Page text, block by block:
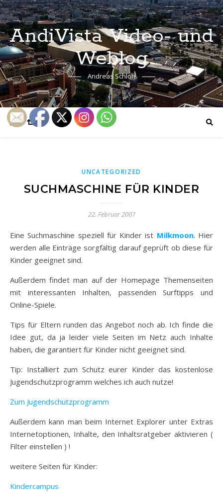
AndiVista Video- und
Weblog
Andreas Schloh
UNCATEGORIZED
SUCHMASCHINE FÜR KINDER
22. Februar 2007
Eine Suchmaschine speziell für Kinder ist Milkmoon. Hier
werden alle Einträge sorgfältig darauf geprüft ob diese für
Kinder geeignet sind.
Außerdem findet man auf der Homepage Themenseiten
mit interessanten Inhalten, passenden Surftipps und
Online-Spiele.
Tips für Eltern runden das Angebot noch ab. Ich finde die
Idee gut, da ja leider viele Seiten im Netz auch Inhalte
haben, die garantiert für Kinder nicht geeignet sind.
Tip: Installiert zum Schutz eurer Kinder das kostenlose
Jugendschutzprogramm welches ich auch nutze!
Zum Jugendschutzprogramm
Außerdem kann man beim Internet Explorer unter Extras
Internetoptionen, Inhalte, den Inhaltsratgeber aktivieren (
Filter einstellen ) !
weitere Seiten für Kinder:
Kindercampus